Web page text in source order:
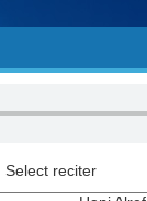
Select reciter